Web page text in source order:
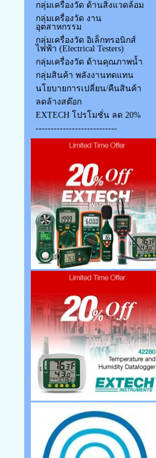
กลุ่มเครื่องวัด ด้านสิ่งแวดล้อม
กลุ่มเครื่องวัด งาน
อุตสาหกรรม
กลุ่มเครื่องวัด อิเล็กทรอนิกส์
ไฟฟ้า (Electrical Testers)
กลุ่มเครื่องวัด ด้านคุณภาพน้ำ
กลุ่มสินค้า พลังงานทดแทน
นโยบายการเปลี่ยน/คืนสินค้า
ลดล้างสต๊อก
EXTECH โปรโมชั่น ลด 20%
---------------------------